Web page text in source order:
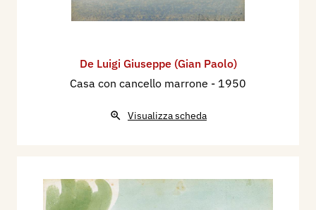
De Luigi Giuseppe (Gian Paolo)
Casa con cancello marrone - 1950
Visualizza scheda